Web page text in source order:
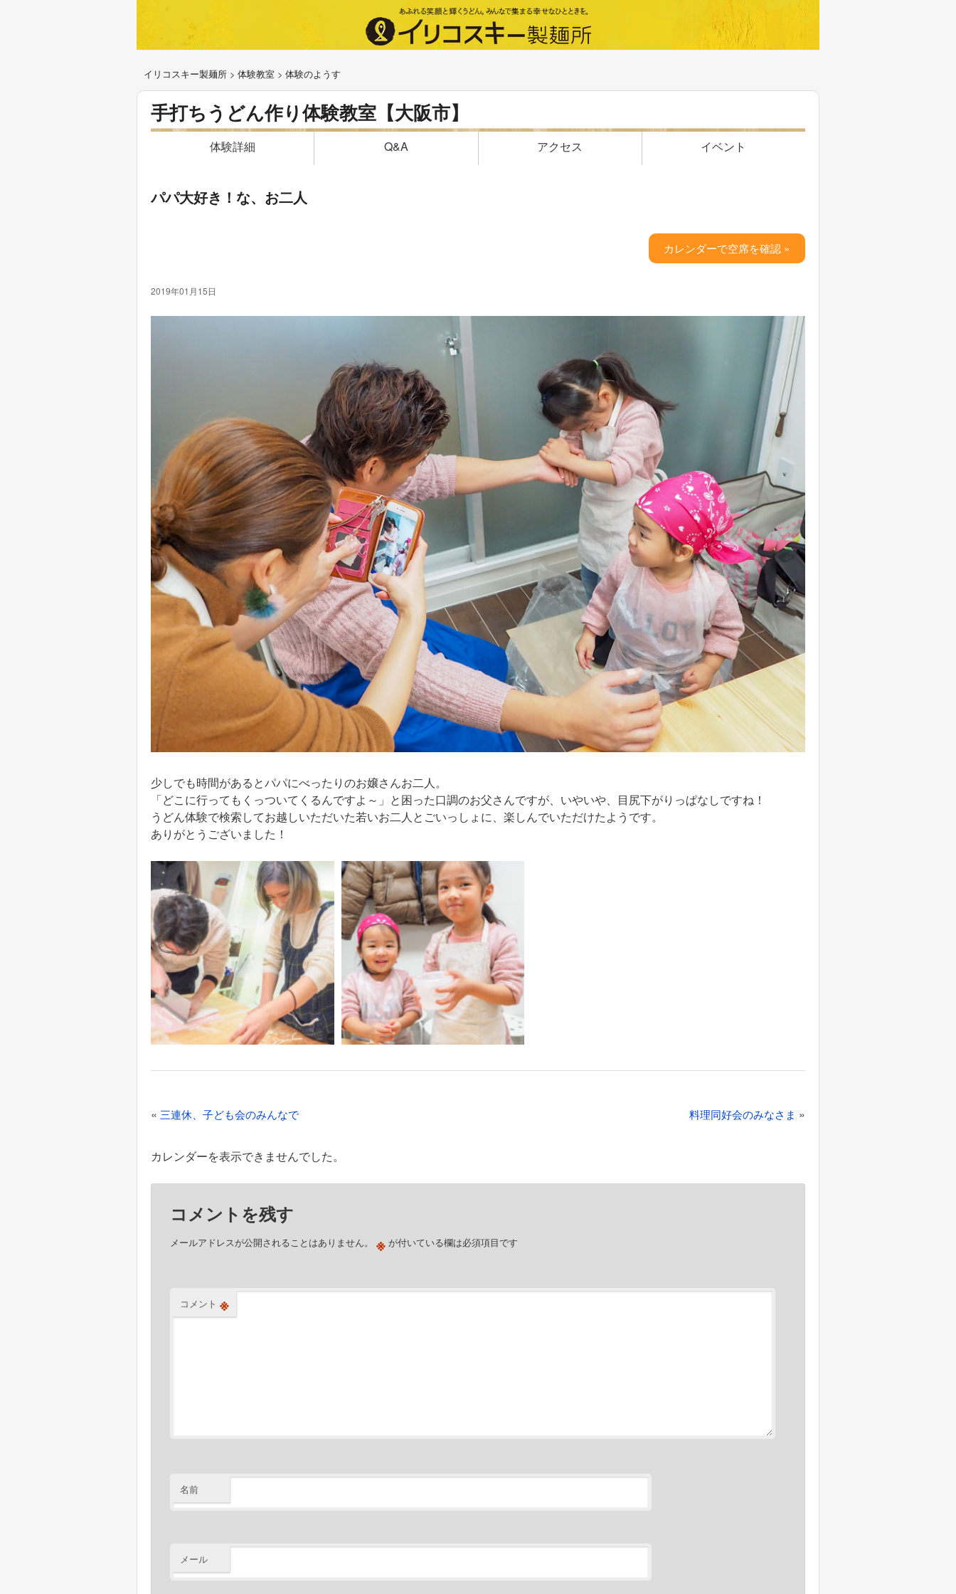
イリコスキー製麺所 > 体験教室 > 体験のようす
手打ちうどん作り体験教室【大阪市】
体験詳細 Q&A アクセス イベント
パパ大好き！な、お二人
カレンダーで空席を確認 »
2019年01月15日
少しでも時間があるとパパにべったりのお嬢さんお二人。
「どこに行ってもくっついてくるんですよ～」と困った口調のお父さんですが、いやいや、目尻下がりっぱなしですね！
うどん体験で検索してお越しいただいた若いお二人とごいっしょに、楽しんでいただけたようです。
ありがとうございました！
投
ナ
料理同好会のみなさま »
«三連休、子ども会のみんなで
カレンダーを表示できませんでした。
コメントを残す
メールアドレスが公開されることはありません。 ※ が付いている欄は必須項目です
コメント ※
名前
メール